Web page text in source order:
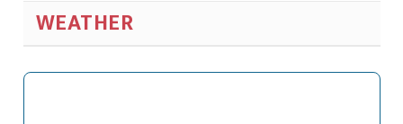
WEATHER